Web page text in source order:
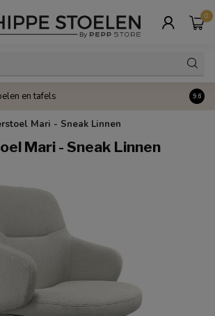
0
en tafels 9.6
Mari - Sneak Linnen
Mari - Sneak Linnen